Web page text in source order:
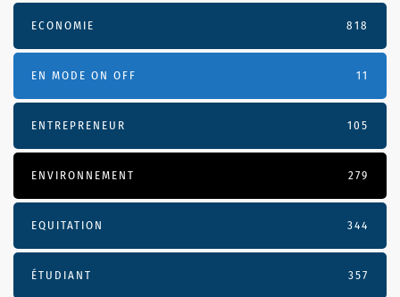
ECONOMIE 818
EN MODE ON OFF 11
ENTREPRENEUR 105
ENVIRONNEMENT 279
EQUITATION 344
ÉTUDIANT 357